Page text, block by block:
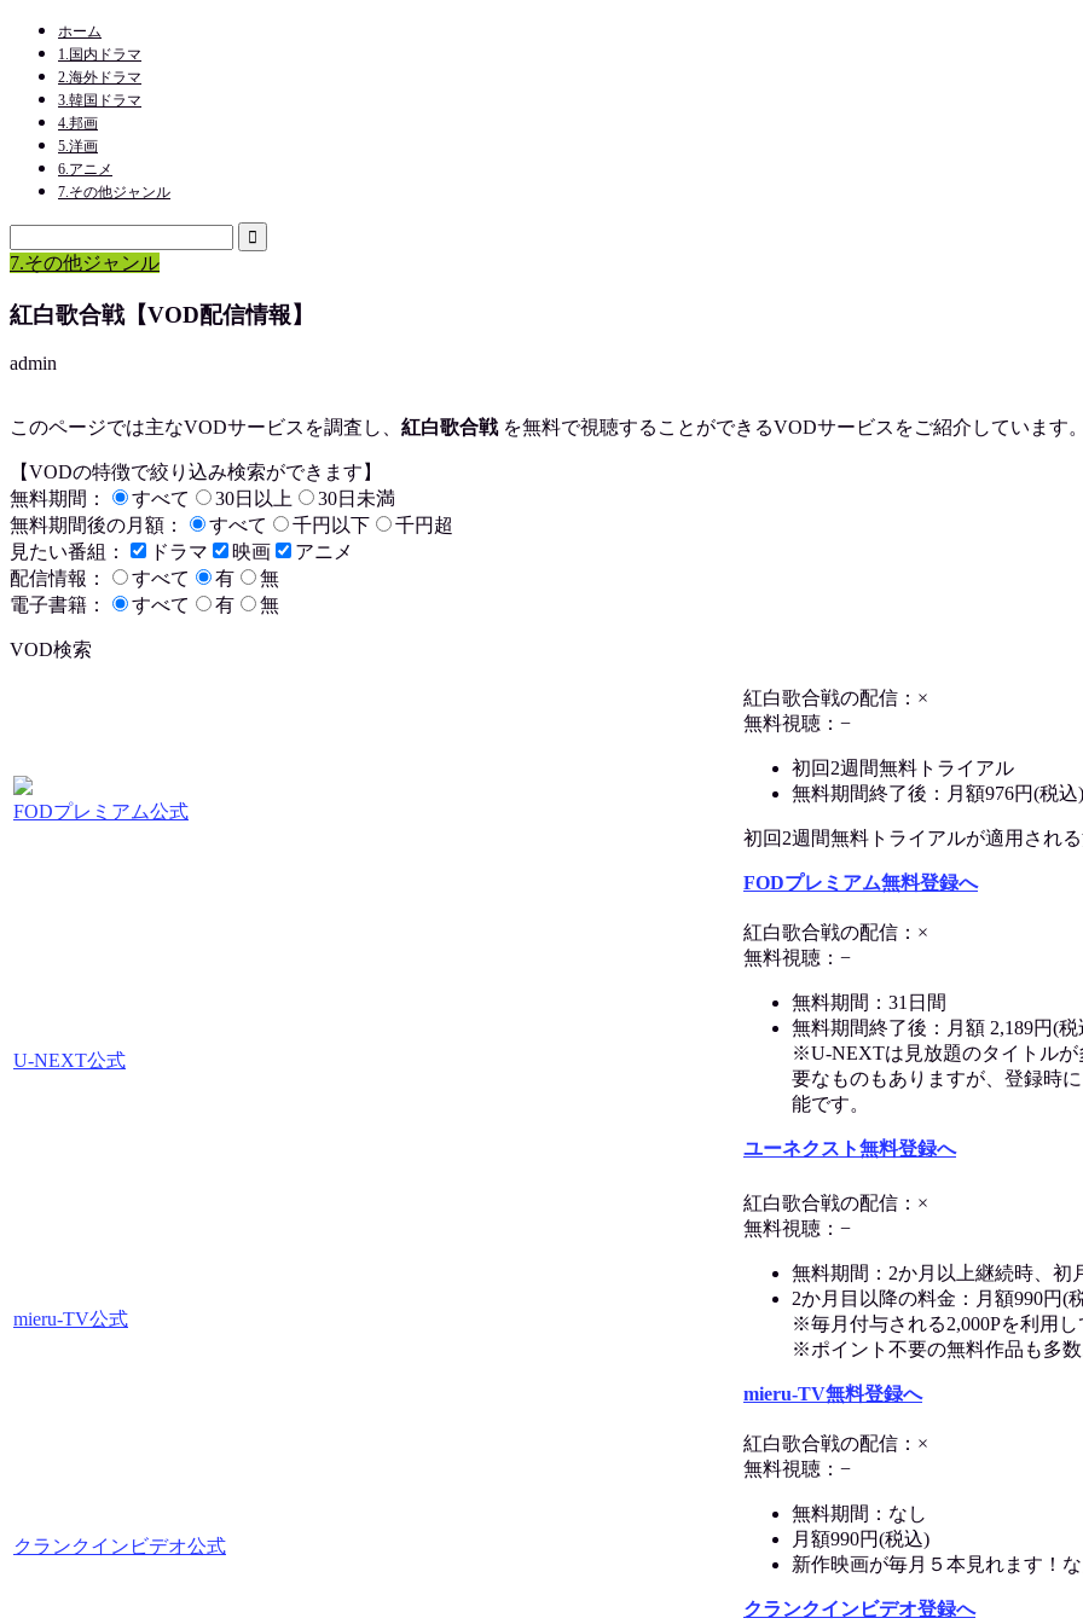
ホーム
1.国内ドラマ
2.海外ドラマ
3.韓国ドラマ
4.邦画
5.洋画
6.アニメ
7.その他ジャンル
7.その他ジャンル
紅白歌合戦【VOD配信情報】
admin
このページでは主なVODサービスを調査し、 紅白歌合戦を無料で視聴することができるVODサービスをご紹介しています
【VODの特徴で絞り込み検索ができます】
無料期間：
すべて 30日以上
30日未満
無料期間後の月額：
すべて 千円以下
千円超
見たい番組：
ドラマ 映画
アニメ
配信情報：
すべて 有
無
電子書籍：
すべて 有 無
VOD検索
FODプレミアム公式
紅白歌合戦の配信：×
無料視聴：−
初回2週間無料トライアル
無料期間終了後：月額976円(税込)
初回2週間無料トライアルが適用され
FODプレミアム無料登録へ
U-NEXT公式
紅白歌合戦の配信：×
無料視聴：−
無料期間：31日間
無料期間終了後：月額 2,189円(税
※U-NEXTは見放題のタイトル
要なものもありますが、登録時
能です。
ユーネクスト無料登録へ
mieru-TV公式
紅白歌合戦の配信：×
無料視聴：−
無料期間：2か月以上継続時、初
2か月目以降の料金：月額990円(
※毎月付与される2,000Pを利用
※ポイント不要の無料作品も多
mieru-TV無料登録へ
クランクインビデオ公式
紅白歌合戦の配信：×
無料視聴：−
無料期間：なし
月額990円(税込)
新作映画が毎月５本見れます！
クランクインビデオ登録へ